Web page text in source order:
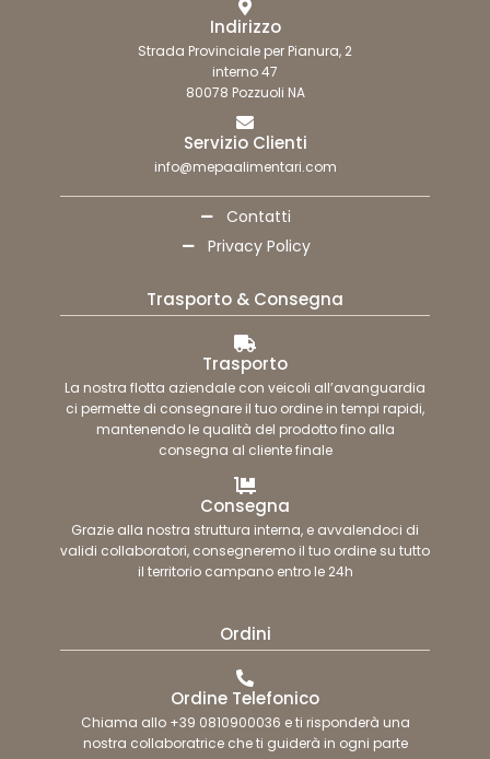
Indirizzo
Strada Provinciale per Pianura, 2
interno 47
80078 Pozzuoli NA
Servizio Clienti
info@mepaalimentari.com
Contatti
Privacy Policy
Trasporto & Consegna
Trasporto
La nostra flotta aziendale con veicoli all’avanguardia
ci permette di consegnare il tuo ordine in tempi rapidi,
mantenendo le qualità del prodotto fino alla
consegna al cliente finale
Consegna
Grazie alla nostra struttura interna, e avvalendoci di
validi collaboratori, consegneremo il tuo ordine su tutto
il territorio campano entro le 24h
Ordini
Ordine Telefonico
Chiama allo +39 0810900036 e ti risponderà una
nostra collaboratrice che ti guiderà in ogni parte